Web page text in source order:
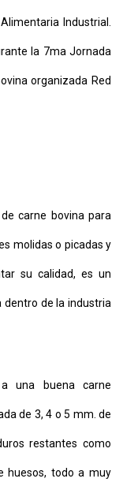
Industrial.
la 7ma Jornada
organizada Red
carne bovina para
molidas o picadas y
su calidad, es un
de la industria
una buena carne
de 3, 4 o 5 mm. de
restantes como
huesos, todo a muy